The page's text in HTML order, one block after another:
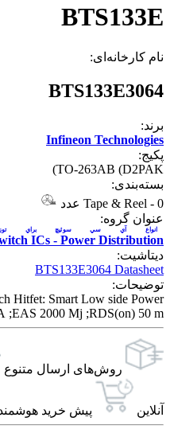
BTS133E
نام کارخانه‌ای:
BTS133E3064
برند:
Infineon Technologies
پکیج:
TO-263AB (D2PAK)
بسته‌بندی:
Tape & Reel - 0 عدد
عنوان گروه:
ICs - Power Distribution
انواع آي سي سوئیچ براي
دیتاشیت:
BTS133E3064 Datasheet
توضیحات:
Hitfet: Smart Low side Power
;EAS 2000 Mj ;RDS(on) 50 m
روش‌های ارسال‌ متنوع
آنلاین پیش خرید